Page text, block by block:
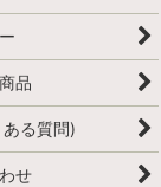
品
ある質問)
せ